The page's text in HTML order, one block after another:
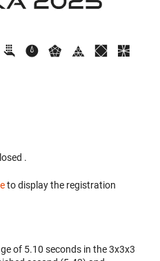
.
to display the registration
of 5.10 seconds in the 3x3x3